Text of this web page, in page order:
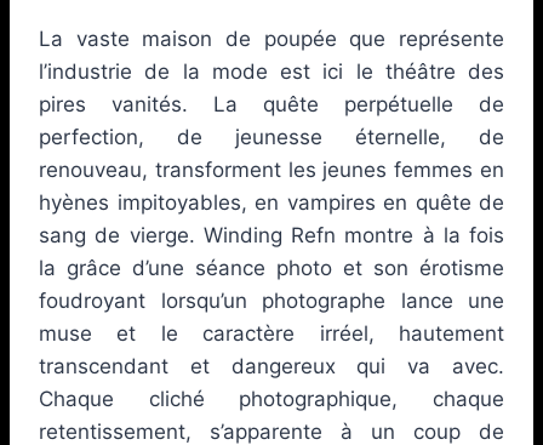
La vaste maison de poupée que représente
l’industrie de la mode est ici le théâtre des
pires vanités. La quête perpétuelle de
perfection, de jeunesse éternelle, de
renouveau, transforment les jeunes femmes en
hyènes impitoyables, en vampires en quête de
sang de vierge. Winding Refn montre à la fois
la grâce d’une séance photo et son érotisme
foudroyant lorsqu’un photographe lance une
muse et le caractère irréel, hautement
transcendant et dangereux qui va avec.
Chaque cliché photographique, chaque
retentissement, s’apparente à un coup de